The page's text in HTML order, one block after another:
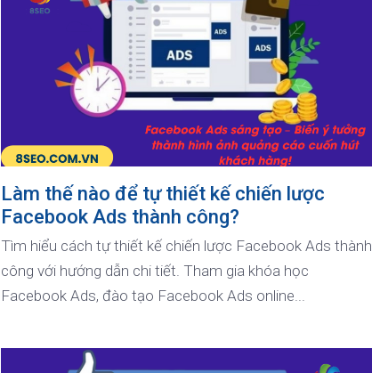
Làm thế nào để tự thiết kế chiến lược
Facebook Ads thành công?
Tìm hiểu cách tự thiết kế chiến lược Facebook Ads thành
công với hướng dẫn chi tiết. Tham gia khóa học
Facebook Ads, đào tạo Facebook Ads online...